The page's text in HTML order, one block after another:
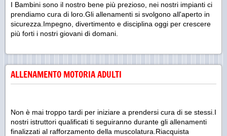
I Bambini sono il nostro bene più prezioso, nei nostri impianti ci
prendiamo cura di loro.Gli allenamenti si svolgono all'aperto in
sicurezza.Impegno, divertimento e disciplina oggi per crescere
più forti i nostri giovani di domani.
ALLENAMENTO MOTORIA ADULTI
Non è mai troppo tardi per iniziare a prendersi cura di se stessi.I
nostri istruttori qualificati ti seguiranno durante gli allenamenti
finalizzati al rafforzamento della muscolatura.Riacquista